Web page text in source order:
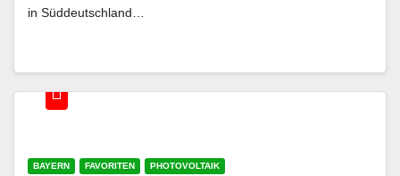
in Süddeutschland…
BAYERN FAVORITEN PHOTOVOLTAIK